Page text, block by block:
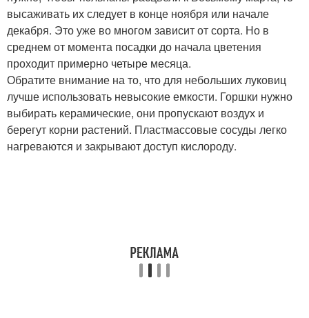
высаживать их следует в конце ноября или начале
декабря. Это уже во многом зависит от сорта. Но в
среднем от момента посадки до начала цветения
проходит примерно четыре месяца.
Обратите внимание на то, что для небольших луковиц
лучше использовать невысокие емкости. Горшки нужно
выбирать керамические, они пропускают воздух и
берегут корни растений. Пластмассовые сосуды легко
нагреваются и закрывают доступ кислороду.